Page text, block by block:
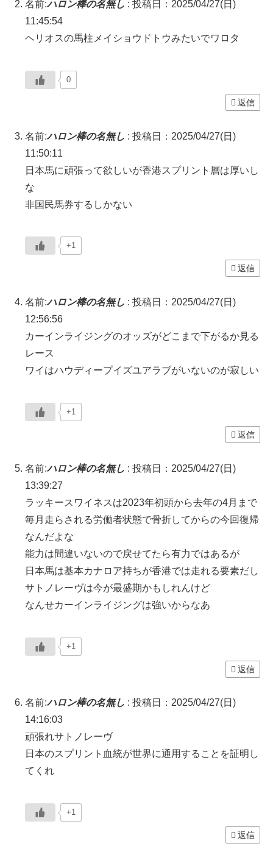
名前:ハロン棒の名無し : 投稿日：2025/04/27(日)
11:45:54
ヘリオスの馬柱メイショウドトウみたいでワロタ
0
返信
名前:ハロン棒の名無し : 投稿日：2025/04/27(日)
11:50:11
日本馬に頑張って欲しいが香港スプリント層は厚いし
な
非国民馬券するしかない
+1
返信
名前:ハロン棒の名無し : 投稿日：2025/04/27(日)
12:56:56
カーインライジングのオッズがどこまで下がるか見る
レース
ワイはハウディープイズユアラブがいないのが寂しい
+1
返信
名前:ハロン棒の名無し : 投稿日：2025/04/27(日)
13:39:27
ラッキースワイネスは2023年初頭から去年の4月まで
毎月走らされる労働者状態で骨折してからの今回復帰
なんだよな
能力は間違いないので戻せてたら有力ではあるが
日本馬は基本カナロア持ちが香港では走れる要素だし
サトノレーヴは今が最盛期かもしれんけど
なんせカーインライジングは強いからなあ
+1
返信
名前:ハロン棒の名無し : 投稿日：2025/04/27(日)
14:16:03
頑張れサトノレーヴ
日本のスプリント血統が世界に通用することを証明し
てくれ
+1
返信